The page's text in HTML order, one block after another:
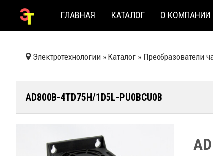
ГЛАВНАЯ КАТАЛОГ О КОМПАНИИ
Электротехнологии » Каталог » Преобразователи
AD800B-4TD75H/1D5L-PU0BCU0B